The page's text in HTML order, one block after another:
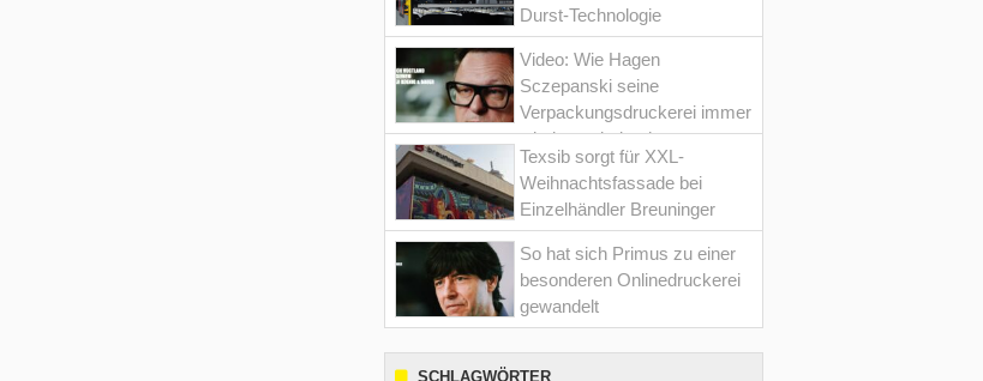
Durst-Technologie
Video: Wie Hagen
Sczepanski seine
Verpackungsdruckerei immer
wieder optimiert hat
Texsib sorgt für XXL-
Weihnachtsfassade bei
Einzelhändler Breuninger
So hat sich Primus zu einer
besonderen Onlinedruckerei
gewandelt
SCHLAGWÖRTER